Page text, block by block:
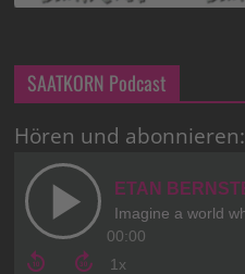
SAATKORN Podcast
Hören und abonnieren: